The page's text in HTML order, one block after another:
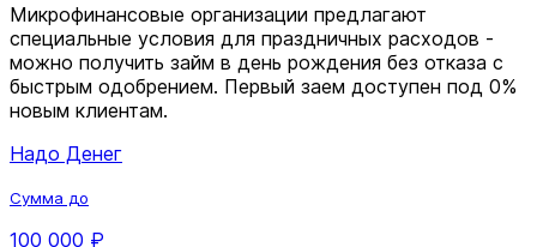
Микрофинансовые организации предлагают
специальные условия для праздничных расходов -
можно получить займ в день рождения без отказа с
быстрым одобрением. Первый заем доступен под 0%
новым клиентам.
Надо Денег
Сумма до
100 000 ₽